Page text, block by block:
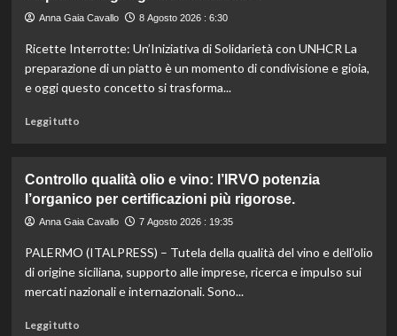
investe
milioni
per
valorizzare
Anna Gaia Cavallo 8 Agosto 2026 : 6:30
Ricette Interrotte: Un’Iniziativa di Solidarietà con UNHCR La
preparazione di un piatto è un momento di condivisione e gioia,
e oggi questo concetto si trasforma...
Leggi tuttoLeggi
Marco
Bianchi:
“Ricette
come
le
vite
Controllo qualità olio e vino: l’IRVO potenzia
l’organico per certificazioni più rigorose.
Anna Gaia Cavallo 7 Agosto 2026 : 19:35
PALERMO (ITALPRESS) – Tutela della qualità del vino e dell’olio
di origine siciliana, supporto alle imprese, ricerca e impulso sui
mercati nazionali e internazionali. Sono...
Leggi tuttoLeggi